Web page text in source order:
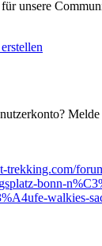
unsere
trekking.com/
bonn-
walkies-